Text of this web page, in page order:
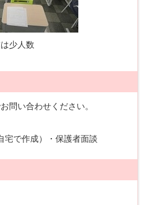
少人数
問い合わせください。
宅で作成）・保護者面談